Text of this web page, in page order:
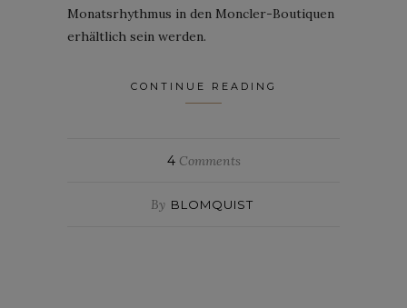
Monatsrhythmus in den Moncler-Boutiquen
erhältlich sein werden.
CONTINUE READING
4Comments
By BLOMQUIST